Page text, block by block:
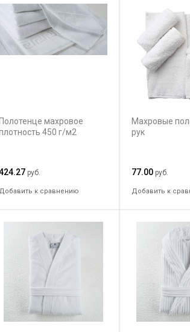
Полотенце махровое
450 г/м2
руб.
Добавить к сравнению
Махровые
рук
77.00 руб.
Добавить к